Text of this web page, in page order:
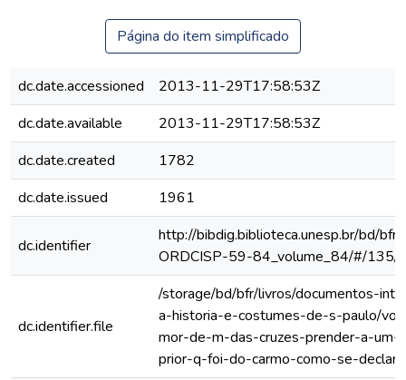
Página do item simplificado
dc.date.accessioned
2013-11-29T17:58:53Z
dc.date.available
2013-11-29T17:58:53Z
dc.date.created
1782
dc.date.issued
1961
dc.identifier
http://bibdig.biblioteca.unesp.br/bd/
ORDCISP-59-84_volume_84/#/135/
dc.identifier.file
/storage/bd/bfr/livros/documentos-
a-historia-e-costumes-de-s-paulo/
mor-de-m-das-cruzes-prender-a-
prior-q-foi-do-carmo-como-se-